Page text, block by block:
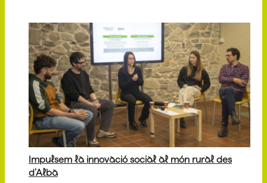
Impulsem la innovació social al món rural des
d’Alba